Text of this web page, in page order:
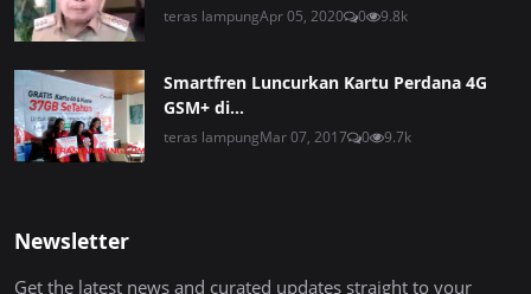
teras lampungApr 05, 2020 0 9.8k
Smartfren Luncurkan Kartu Perdana 4G
GSM+ di...
teras lampungMar 07, 2017 0 9.7k
Newsletter
Get the latest news and curated updates straight to your